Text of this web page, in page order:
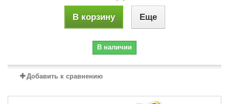
В корзину Еще
В наличии
Добавить к сравнению